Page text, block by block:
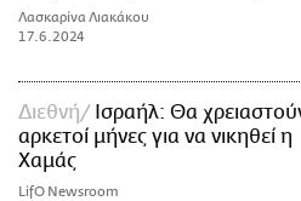
Λασκαρίνα Λιακάκου
17.6.2024
Διεθνή
Ισραήλ: Θα
αρκετοί μήνες για να νικηθεί η
Χαμάς
LifO Newsroom